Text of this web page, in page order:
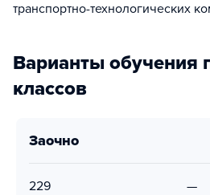
транспортно-технологических
Варианты обучения
классов
заочно
229 —